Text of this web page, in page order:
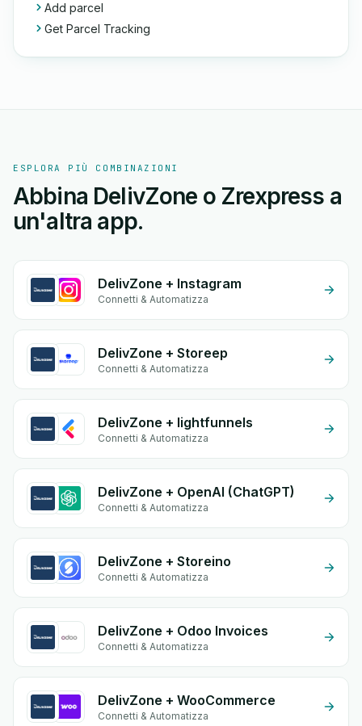
Add parcel
Get Parcel Tracking
ESPLORA PIÙ COMBINAZIONI
Abbina DelivZone o Zrexpress a
un'altra app.
DelivZone + Instagram
Connetti & Automatizza
DelivZone + Storeep
Connetti & Automatizza
DelivZone + lightfunnels
Connetti & Automatizza
DelivZone + OpenAI (ChatGPT)
Connetti & Automatizza
DelivZone + Storeino
Connetti & Automatizza
DelivZone + Odoo Invoices
Connetti & Automatizza
DelivZone + WooCommerce
Connetti & Automatizza